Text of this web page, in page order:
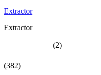
Extractor
Extractor
(2)
(382)